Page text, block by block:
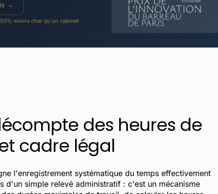
→
moins cher qu'un cabinet
des heures de
cadre légal
l'enregistrement systématique du temps effectivement
d'un simple relevé administratif : c'est un mécanisme